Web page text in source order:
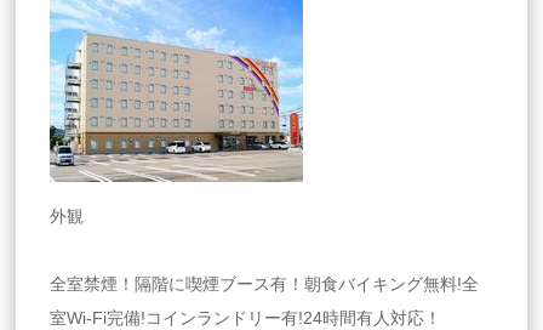
外観
全室禁煙！隔階に喫煙ブース有！朝食バイキング無料!全
室Wi-Fi完備!コインランドリー有!24時間有人対応！